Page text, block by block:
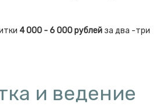
4 000 - 6 000 рублей за два -три
и ведение